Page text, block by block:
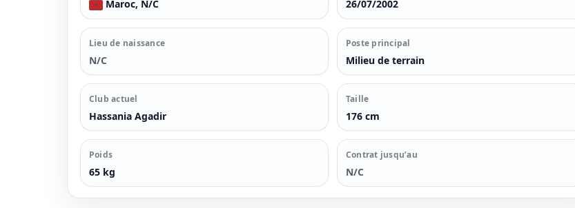
Maroc, N/C 26/07/2002
Lieu de naissance
N/C
Poste principal
Milieu de terrain
Club actuel
Hassania Agadir
Taille
176 cm
Poids
65 kg
Contrat jusqu’au
N/C